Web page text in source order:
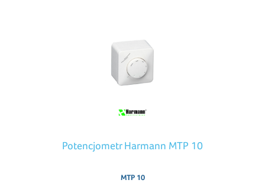
Potencjometr Harmann MTP 10
MTP 10